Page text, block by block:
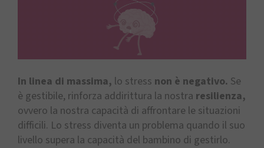
In linea di massima, lo stress non è negativo. Se
è gestibile, rinforza addirittura la nostra resilienza,
ovvero la nostra capacità di affrontare le situazioni
difficili. Lo stress diventa un problema quando il suo
livello supera la capacità del bambino di gestirlo.